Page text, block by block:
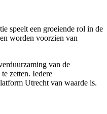
speelt een groeiende rol in de
worden voorzien van
van de
zetten. Iedere
Utrecht van waarde is.